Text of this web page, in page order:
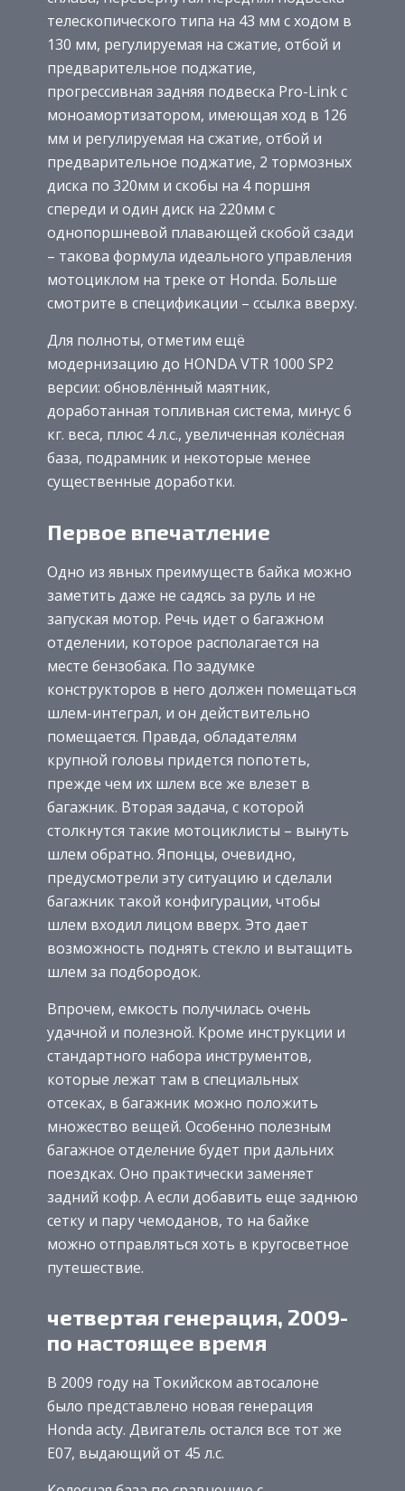
телескопического типа на 43 мм с ходом в
130 мм, регулируемая на сжатие, отбой и
предварительное поджатие,
прогрессивная задняя подвеска Pro-Link с
моноамортизатором, имеющая ход в 126
мм и регулируемая на сжатие, отбой и
предварительное поджатие, 2 тормозных
диска по 320мм и скобы на 4 поршня
спереди и один диск на 220мм с
однопоршневой плавающей скобой сзади
– такова формула идеального управления
мотоциклом на треке от Honda. Больше
смотрите в спецификации – ссылка вверху.
Для полноты, отметим ещё
модернизацию до HONDA VTR 1000 SP2
версии: обновлённый маятник,
доработанная топливная система, минус 6
кг. веса, плюс 4 л.с., увеличенная колёсная
база, подрамник и некоторые менее
существенные доработки.
Первое впечатление
Одно из явных преимуществ байка можно
заметить даже не садясь за руль и не
запуская мотор. Речь идет о багажном
отделении, которое располагается на
месте бензобака. По задумке
конструкторов в него должен помещаться
шлем-интеграл, и он действительно
помещается. Правда, обладателям
крупной головы придется попотеть,
прежде чем их шлем все же влезет в
багажник. Вторая задача, с которой
столкнутся такие мотоциклисты – вынуть
шлем обратно. Японцы, очевидно,
предусмотрели эту ситуацию и сделали
багажник такой конфигурации, чтобы
шлем входил лицом вверх. Это дает
возможность поднять стекло и вытащить
шлем за подбородок.
Впрочем, емкость получилась очень
удачной и полезной. Кроме инструкции и
стандартного набора инструментов,
которые лежат там в специальных
отсеках, в багажник можно положить
множество вещей. Особенно полезным
багажное отделение будет при дальних
поездках. Оно практически заменяет
задний кофр. А если добавить еще заднюю
сетку и пару чемоданов, то на байке
можно отправляться хоть в кругосветное
путешествие.
четвертая генерация, 2009-
по настоящее время
В 2009 году на Токийском автосалоне
было представлено новая генерация
Honda acty. Двигатель остался все тот же
E07, выдающий от 45 л.с.